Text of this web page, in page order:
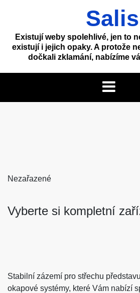
Salis
Existují weby spolehlivé, jen to
existují i jejich opaky. A protože
dočkali zklamání, nabízíme
Nezařazené
Vyberte si kompletní
Stabilní zázemí pro střechu
okapové systémy, které Vám nabízí